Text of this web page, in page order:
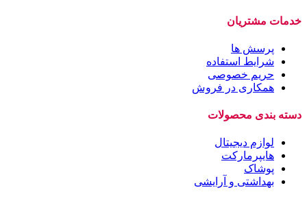
خدمات مشتریان
پرسش ها
شرایط استفاده
حریم خصوصی
همکاری در فروش
دسته بندی محصولات
لوازم دیجیتال
هایپرمارکت
پوشاک
بهداشتی و آرایشی